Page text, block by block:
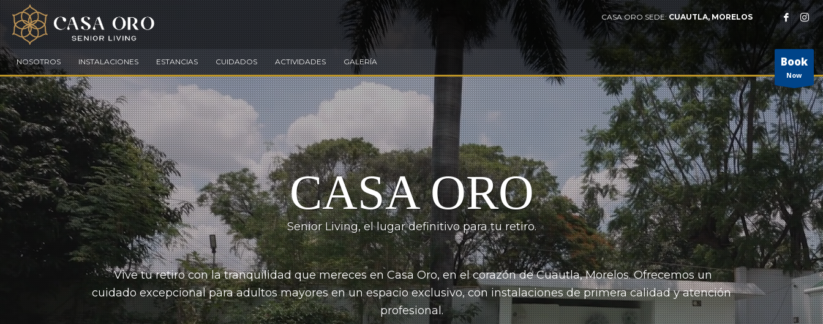
CASA ORO SEDE:CUAUTLA, MORELOS
NOSOTROS INSTALACIONES ESTANCIAS CUIDADOS ACTIVIDADES GALERÍA Book
Now
CASA ORO
Senior Living, el lugar definitivo para tu retiro.
Vive tu retiro con la tranquilidad que mereces en Casa Oro, en el corazón de Cuautla, Morelos.Ofrecemos un
cuidadoexcepcional para adultos mayores en un espacio exclusivo, con instalaciones de primera calidad y atención
profesional.